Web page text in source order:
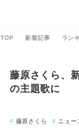
TOP 新着記事 ラン
藤原さくら、
の主題歌に
藤原さくら
ニュー